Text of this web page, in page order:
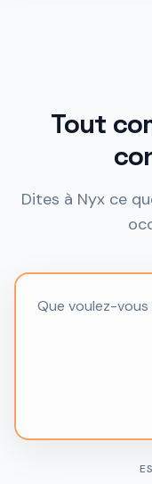
Tout
Dites à Nyx ce